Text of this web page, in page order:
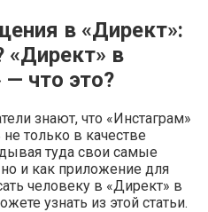
в «Директ»:
«Директ» в
— что это?
знают, что «Инстаграм»
только в качестве
туда свои самые
и как приложение для
человеку в «Директ» в
узнать из этой статьи.